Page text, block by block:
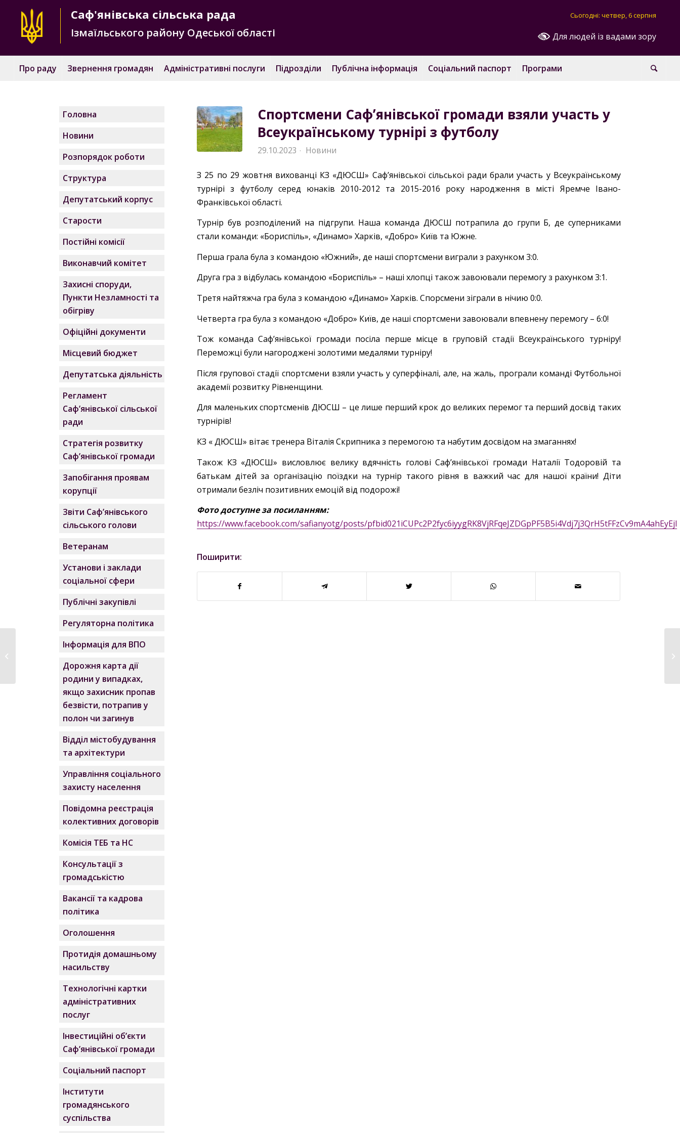
Для людей із вадами зору
Сьогодні: четвер, 6 серпня
Саф'янівська сільська рада
Ізмаїльського району Одеської області
Про раду Звернення громадян Адміністративні послуги Підрозділи Публічна інформація Соціальний паспорт Програми
Спортсмени Сафʼянівської громади взяли участь у
Всеукраїнському турнірі з футболу
29.10.2023 · Новини
З 25 по 29 жовтня вихованці КЗ «ДЮСШ» Саф’янівської сільської ради брали участь у Всеукраїнському
турнірі з футболу серед юнаків 2010-2012 та 2015-2016 року народження в місті Яремче Івано-
Франківської області.
Турнір був розподілений на підгрупи. Наша команда ДЮСШ потрапила до групи Б, де суперниками
стали команди: «Бориспіль», «Динамо» Харків, «Добро» Київ та Южне.
Перша грала була з командою «Южний», де наші спортсмени виграли з рахунком 3:0.
Друга гра з відбулась командою «Бориспіль» – наші хлопці також завоювали перемогу з рахунком 3:1.
Третя найтяжча гра була з командою «Динамо» Харків. Спорсмени зіграли в нічию 0:0.
Четверта гра була з командою «Добро» Київ, де наші спортсмени завоювали впевнену перемогу – 6:0!
Тож команда Сафʼянівської громади посіла перше місце в груповій стадії Всеукраїнського турніру!
Переможці були нагороджені золотими медалями турніру!
Після групової стадії спортсмени взяли участь у суперфіналі, але, на жаль, програли команді Футбольної
академії розвитку Рівненщини.
Для маленьких спортсменів ДЮСШ – це лише перший крок до великих перемог та перший досвід таких
турнірів!
КЗ « ДЮСШ» вітає тренера Віталія Скрипника з перемогою та набутим досвідом на змаганнях!
Також КЗ «ДЮСШ» висловлює велику вдячність голові Саф’янівської громади Наталії Тодоровій та
батькам дітей за організацію поїздки на турнір такого рівня в важкий час для нашої країни! Діти
отримали безліч позитивних емоцій від подорожі!
Фото доступне за посиланням:
https://www.facebook.com/safianyotg/posts/pfbid021iCUPc2P2fyc6iyygRK8VjRFqeJZDGpPF5B5i4Vdj7j3QrH5tFFzCv9mA4ahEyEjl
Поширити:
Головна
Новини
Розпорядок роботи
Структура
Депутатський корпус
Старости
Постійні комісії
Виконавчий комітет
Захисні споруди,
Пункти Незламності та
обігріву
Офіційні документи
Місцевий бюджет
Депутатська діяльність
Регламент
Саф’янівської сільської
ради
Стратегія розвитку
Саф’янівської громади
Запобігання проявам
корупції
Звіти Саф’янівського
сільського голови
Ветеранам
Установи і заклади
соціальної сфери
Публічні закупівлі
Регуляторна політика
Інформація для ВПО
Дорожня карта дії
родини у випадках,
якщо захисник пропав
безвісти, потрапив у
полон чи загинув
Відділ містобудування
та архітектури
Управління соціального
захисту населення
Повідомна реєстрація
колективних договорів
Комісія ТЕБ та НС
Консультації з
громадськістю
Вакансії та кадрова
політика
Оголошення
Протидія домашньому
насильству
Технологічні картки
адміністративних
послуг
Інвестиційні об’єкти
Саф’янівської громади
Соціальний паспорт
Інститути
громадянського
суспільства
Школярі Озерного
до благодійного...